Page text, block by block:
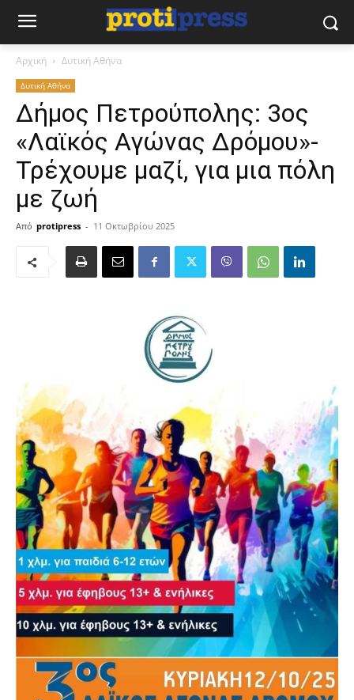
Αρχική Δυτική Αθήνα
Δυτική Αθήνα
Δήμος Πετρούπολης: 3ος
«Λαϊκός Αγώνας Δρόμου»-
Τρέχουμε μαζί, για μια πόλη
με ζωή
Από protipress - 11 Οκτωβρίου 2025